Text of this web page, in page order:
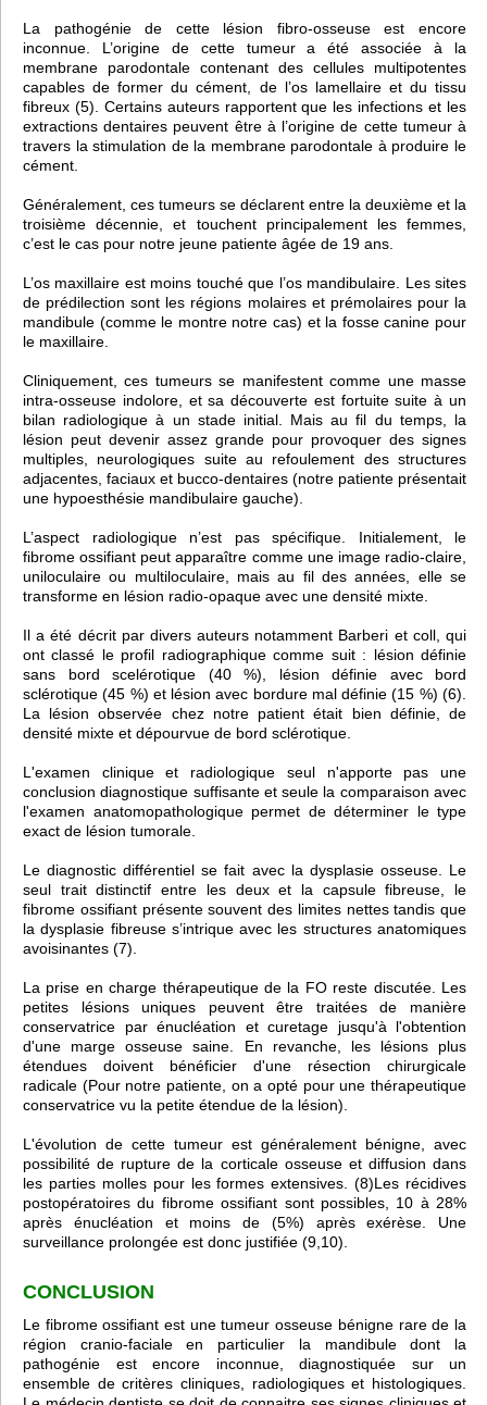
La pathogénie de cette lésion fibro-osseuse est encore
inconnue. L’origine de cette tumeur a été associée à la
membrane parodontale contenant des cellules multipotentes
capables de former du cément, de l’os lamellaire et du tissu
fibreux (5). Certains auteurs rapportent que les infections et les
extractions dentaires peuvent être à l’origine de cette tumeur à
travers la stimulation de la membrane parodontale à produire le
cément.
Généralement, ces tumeurs se déclarent entre la deuxième et la
troisième décennie, et touchent principalement les femmes,
c’est le cas pour notre jeune patiente âgée de 19 ans.
L’os maxillaire est moins touché que l’os mandibulaire. Les sites
de prédilection sont les régions molaires et prémolaires pour la
mandibule (comme le montre notre cas) et la fosse canine pour
le maxillaire.
Cliniquement, ces tumeurs se manifestent comme une masse
intra-osseuse indolore, et sa découverte est fortuite suite à un
bilan radiologique à un stade initial. Mais au fil du temps, la
lésion peut devenir assez grande pour provoquer des signes
multiples, neurologiques suite au refoulement des structures
adjacentes, faciaux et bucco-dentaires (notre patiente présentait
une hypoesthésie mandibulaire gauche).
L’aspect radiologique n’est pas spécifique. Initialement, le
fibrome ossifiant peut apparaître comme une image radio-claire,
uniloculaire ou multiloculaire, mais au fil des années, elle se
transforme en lésion radio-opaque avec une densité mixte.
Il a été décrit par divers auteurs notamment Barberi et coll, qui
ont classé le profil radiographique comme suit : lésion définie
sans bord scelérotique (40 %), lésion définie avec bord
sclérotique (45 %) et lésion avec bordure mal définie (15 %) (6).
La lésion observée chez notre patient était bien définie, de
densité mixte et dépourvue de bord sclérotique.
L'examen clinique et radiologique seul n'apporte pas une
conclusion diagnostique suffisante et seule la comparaison avec
l'examen anatomopathologique permet de déterminer le type
exact de lésion tumorale.
Le diagnostic différentiel se fait avec la dysplasie osseuse. Le
seul trait distinctif entre les deux et la capsule fibreuse, le
fibrome ossifiant présente souvent des limites nettes tandis que
la dysplasie fibreuse s’intrique avec les structures anatomiques
avoisinantes (7).
La prise en charge thérapeutique de la FO reste discutée. Les
petites lésions uniques peuvent être traitées de manière
conservatrice par énucléation et curetage jusqu'à l'obtention
d'une marge osseuse saine. En revanche, les lésions plus
étendues doivent bénéficier d'une résection chirurgicale
radicale (Pour notre patiente, on a opté pour une thérapeutique
conservatrice vu la petite étendue de la lésion).
L'évolution de cette tumeur est généralement bénigne, avec
possibilité de rupture de la corticale osseuse et diffusion dans
les parties molles pour les formes extensives. (8)Les récidives
postopératoires du fibrome ossifiant sont possibles, 10 à 28%
après énucléation et moins de (5%) après exérèse. Une
surveillance prolongée est donc justifiée (9,10).
CONCLUSION
Le fibrome ossifiant est une tumeur osseuse bénigne rare de la
région cranio-faciale en particulier la mandibule dont la
pathogénie est encore inconnue, diagnostiquée sur un
ensemble de critères cliniques, radiologiques et histologiques.